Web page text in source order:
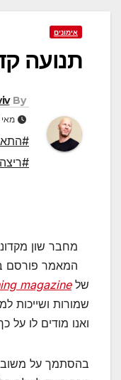
אימונים
תנועה
By
מאי 10, 2010
מחבר שון
שלmagazine
שמורות ושייכות
ואנו מודים לו על
בהסתמך על משוב